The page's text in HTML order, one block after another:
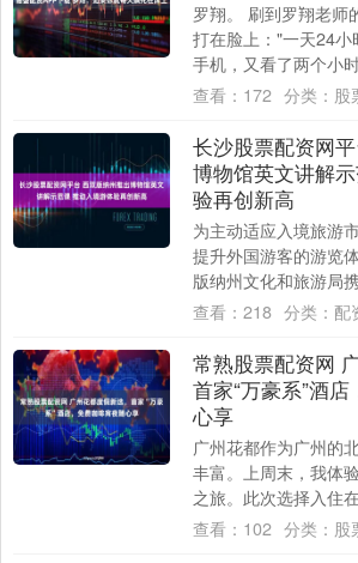
罗翔。 刷到罗翔老师
打在脸上："一天24
手机，又看了两个小
个小时的剧，其他的
查看： 172 分类： 股
长沙股票配资网
博物馆英文讲解
验再创新高
为主动适应入境旅游
提升外国游客的游览
版纳州文化和旅游局
会于近期完成了一项
查看： 218 分类： 配
常熟股票配资网
首家“万豪系”酒
心享
广州花都作为广州的
丰富。上周末，我体
之旅。此次选择入住
豪万枫酒店，其地处
查看： 102 分类： 股